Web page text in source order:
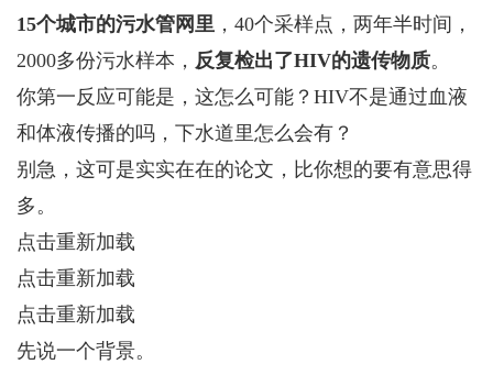
15个城市的污水管网里 ，40个采样点，两年半时间，
2000多份污水样本， 反复检出了HIV的遗传物质。
你第一反应可能是，这怎么可能？HIV不是通过血液
和体液传播的吗，下水道里怎么会有？
别急，这可是实实在在的论文，比你想的要有意思得
多。
点击重新加载
点击重新加载
点击重新加载
先说一个背景。